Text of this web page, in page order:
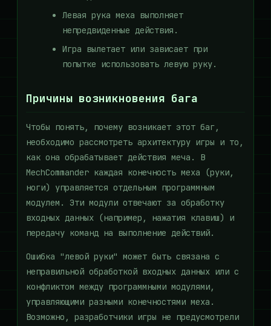
Левая рука меха выполняет
непредвиденные действия.
Игра вылетает или зависает при
попытке использовать левую руку.
Причины возникновения бага
Чтобы понять, почему возникает этот баг,
необходимо рассмотреть архитектуру игры и то,
как она обрабатывает действия меча. В
MechCommander каждая конечность меха (руки,
ноги) управляется отдельным программным
модулем. Эти модули отвечают за обработку
входных данных (например, нажатия клавиш) и
передачу команд на выполнение действий.
Ошибка "левой руки" может быть связана с
неправильной обработкой входных данных или с
конфликтом между программными модулями,
управляющими разными конечностями меха.
Возможно, разработчики игры не предусмотрели